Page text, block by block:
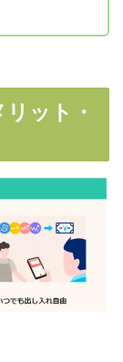
ット・